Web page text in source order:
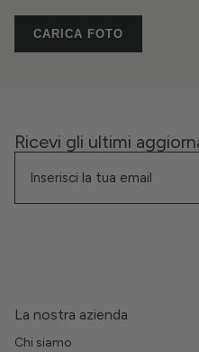
CARICA FOTO
Ricevi gli ultimi
La nostra azienda
Chi siamo